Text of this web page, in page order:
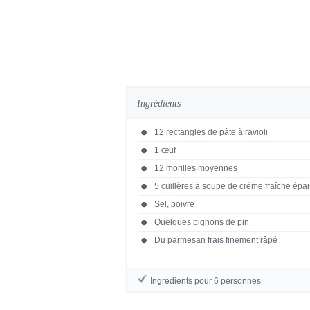
Ingrédients
12 rectangles de pâte à ravioli
1 œuf
12 morilles moyennes
5 cuillères à soupe de crème fraîche
Sel, poivre
Quelques pignons de pin
Du parmesan frais finement râpé
Ingrédients pour 6 personnes